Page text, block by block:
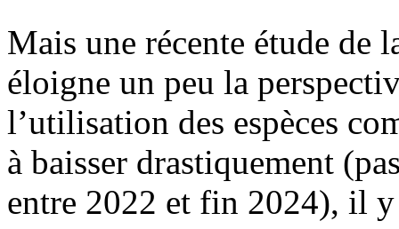
Mais une récente étude de
éloigne un peu la
l’utilisation des espèces
à baisser drastiquement
entre 2022 et fin 2024), il